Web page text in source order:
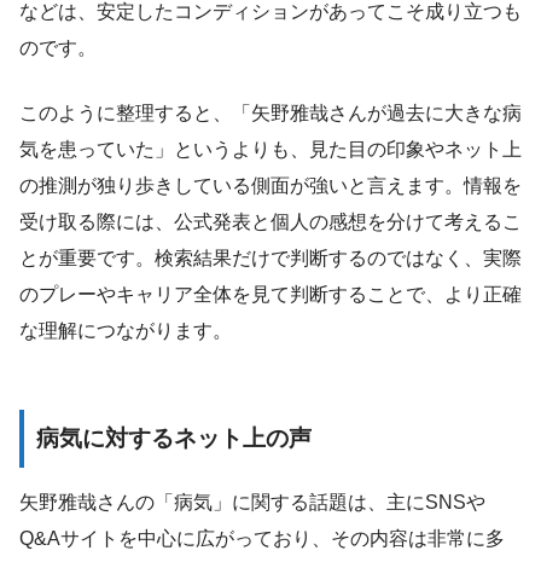
などは、安定したコンディションがあってこそ成り立つも
のです。
このように整理すると、「矢野雅哉さんが過去に大きな病
気を患っていた」というよりも、見た目の印象やネット上
の推測が独り歩きしている側面が強いと言えます。情報を
受け取る際には、公式発表と個人の感想を分けて考えるこ
とが重要です。検索結果だけで判断するのではなく、実際
のプレーやキャリア全体を見て判断することで、より正確
な理解につながります。
病気に対するネット上の声
矢野雅哉さんの「病気」に関する話題は、主にSNSや
Q&Aサイトを中心に広がっており、その内容は非常に多